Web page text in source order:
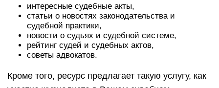
интересные судебные акты,
статьи о новостях законодательства и
судебной практики,
новости о судьях и судебной системе,
рейтинг судей и судебных актов,
советы адвокатов.
Кроме того, ресурс предлагает такую услугу, как